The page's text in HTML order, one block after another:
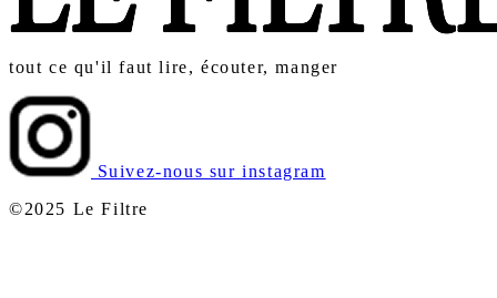
tout ce qu'il faut lire, écouter, manger
Suivez-nous sur instagram
©2025 Le Filtre